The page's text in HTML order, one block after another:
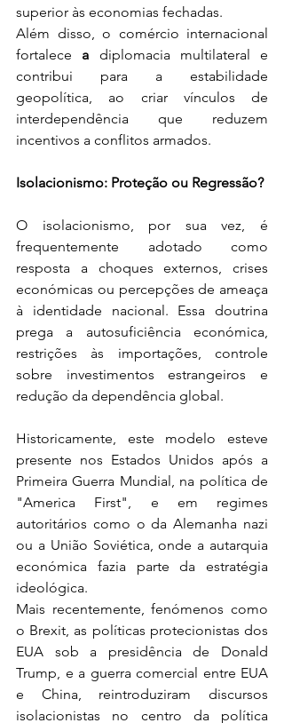
superior às economias fechadas.
Além disso, o comércio internacional
fortalece a diplomacia multilateral e
contribui para a estabilidade
geopolítica, ao criar vínculos de
interdependência que reduzem
incentivos a conflitos armados.
Isolacionismo: Proteção ou Regressão?
O isolacionismo, por sua vez, é
frequentemente adotado como
resposta a choques externos, crises
económicas ou percepções de ameaça
à identidade nacional. Essa doutrina
prega a autosuficiência económica,
restrições às importações, controle
sobre investimentos estrangeiros e
redução da dependência global.
Historicamente, este modelo esteve
presente nos Estados Unidos após a
Primeira Guerra Mundial, na política de
"America First", e em regimes
autoritários como o da Alemanha nazi
ou a União Soviética, onde a autarquia
económica fazia parte da estratégia
ideológica.
Mais recentemente, fenómenos como
o Brexit, as políticas protecionistas dos
EUA sob a presidência de Donald
Trump, e a guerra comercial entre EUA
e China, reintroduziram discursos
isolacionistas no centro da política